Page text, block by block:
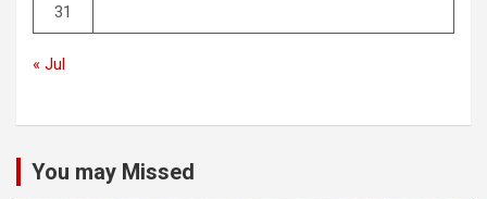
31
« Jul
You may Missed